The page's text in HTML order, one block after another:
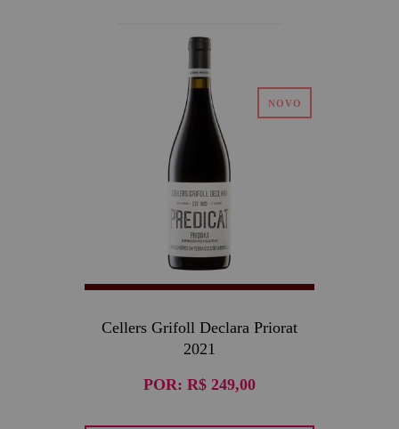
Cellers Grifoll Declara Priorat
2021
POR: R$ 249,00